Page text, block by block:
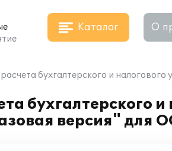
Каталог О
бухгалтерского и
бухгалтерского
версия" для